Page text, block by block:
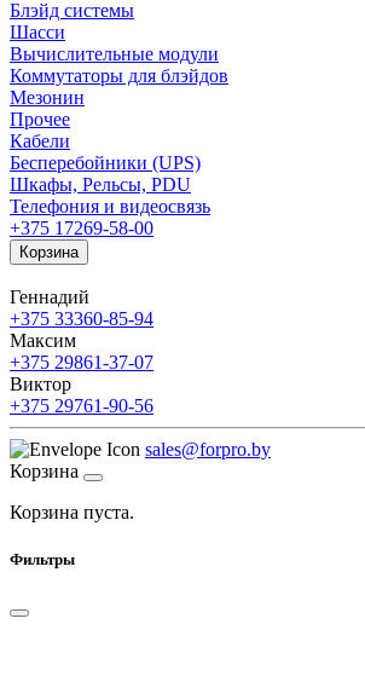
Блэйд системы
Шасси
Вычислительные модули
Коммутаторы для блэйдов
Мезонин
Прочее
Кабели
Бесперебойники (UPS)
Шкафы, Рельсы, PDU
Телефония и видеосвязь
+375 17269-58-00
Корзина
Геннадий
+375 33360-85-94
Максим
+375 29861-37-07
Виктор
+375 29761-90-56
sales@forpro.by
Корзина
Корзина пуста.
Фильтры